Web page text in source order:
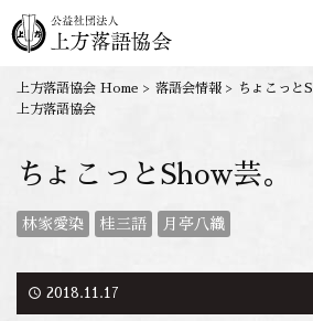
上方落語協会 Home > 落語会情報 > ちょこっと
上方落語協会
ちょこっとShow芸。
林家愛染 桂三語 月亭八織
access_time 2018.11.17